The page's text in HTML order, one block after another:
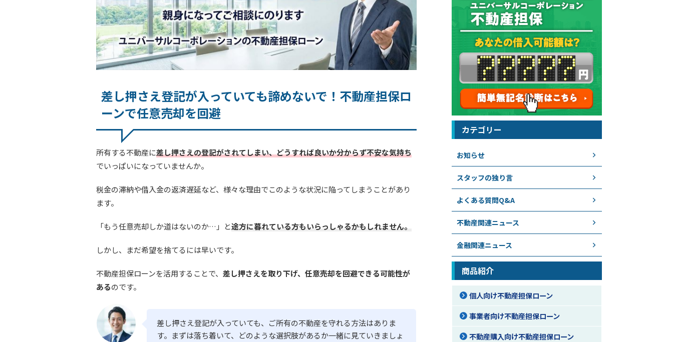
差し押さえ登記が入っていても諦めないで！不動産担保ロ
ーンで任意売却を回避
所有する不動産に差し押さえの登記がされてしまい、どうすれば良いか分からず不安な気持ち
でいっぱいになっていませんか。
税金の滞納や借入金の返済遅延など、様々な理由でこのような状況に陥ってしまうことがあり
ます。
「もう任意売却しか道はないのか…」と途方に暮れている方もいらっしゃるかもしれません。
しかし、まだ希望を捨てるには早いです。
不動産担保ローンを活用することで、 差し押さえを取り下げ、任意売却を回避できる可能性が
あるのです。
差し押さえ登記が入っていても、ご所有の不動産を守れる方法はありま
す。まずは落ち着いて、どのような選択肢があるか一緒に見ていきましょ
カテゴリー
お知らせ
スタッフの独り言
よくある質問Q&A
不動産関連ニュース
金融関連ニュース
商品紹介
個人向け不動産担保ローン
事業者向け不動産担保ローン
不動産購入向け不動産担保ローン